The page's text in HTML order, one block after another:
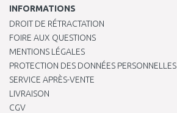
INFORMATIONS
DROIT DE RÉTRACTATION
FOIRE AUX QUESTIONS
MENTIONS LÉGALES
PROTECTION DES DONNÉES PERSONNELLES
SERVICE APRÈS-VENTE
LIVRAISON
CGV